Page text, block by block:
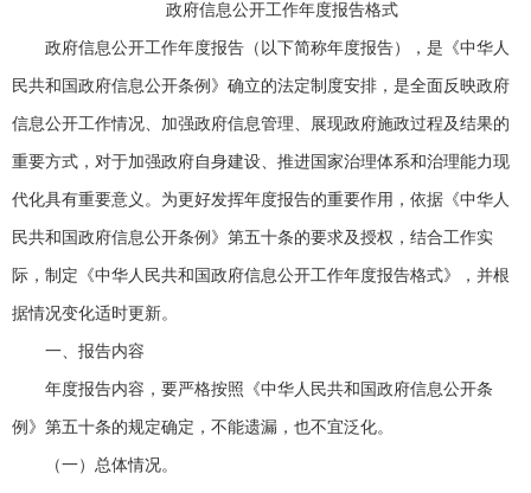
政府信息公开工作年度报告格式
政府信息公开工作年度报告（以下简称年度报告），是《中华人
民共和国政府信息公开条例》确立的法定制度安排，是全面反映政府
信息公开工作情况、加强政府信息管理、展现政府施政过程及结果的
重要方式，对于加强政府自身建设、推进国家治理体系和治理能力现
代化具有重要意义。为更好发挥年度报告的重要作用，依据《中华人
民共和国政府信息公开条例》第五十条的要求及授权，结合工作实
际，制定《中华人民共和国政府信息公开工作年度报告格式》，并根
据情况变化适时更新。
一、报告内容
年度报告内容，要严格按照《中华人民共和国政府信息公开条
例》第五十条的规定确定，不能遗漏，也不宜泛化。
（一）总体情况。